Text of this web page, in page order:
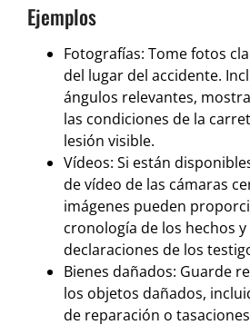
Ejemplos
Fotografías: Tome fotos
del lugar del accidente.
ángulos relevantes,
las condiciones de la
lesión visible.
Vídeos: Si están
de vídeo de las cámaras
imágenes pueden
cronología de los hechos
declaraciones de los
Bienes dañados: Guarde
los objetos dañados,
de reparación o